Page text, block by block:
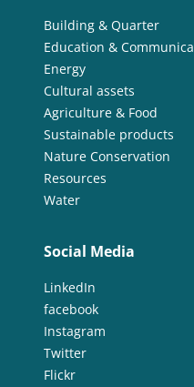
Building & Quarter
Education &
Energy
Cultural assets
Agriculture & Food
Sustainable products
Nature Conservation
Resources
Water
Social Media
LinkedIn
facebook
Instagram
Twitter
Flickr